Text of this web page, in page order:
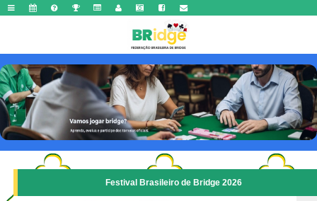
Festival Brasileiro de Bridge 2026